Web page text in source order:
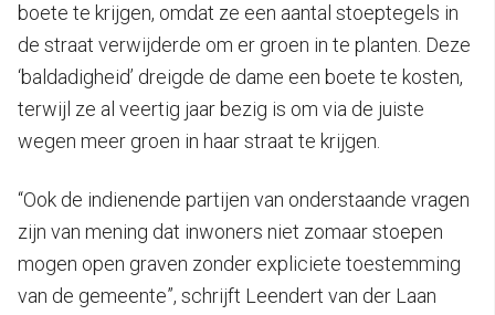
boete te krijgen, omdat ze een aantal stoeptegels in
de straat verwijderde om er groen in te planten. Deze
‘baldadigheid’ dreigde de dame een boete te kosten,
terwijl ze al veertig jaar bezig is om via de juiste
wegen meer groen in haar straat te krijgen.
“Ook de indienende partijen van onderstaande vragen
zijn van mening dat inwoners niet zomaar stoepen
mogen open graven zonder expliciete toestemming
van de gemeente”, schrijft Leendert van der Laan